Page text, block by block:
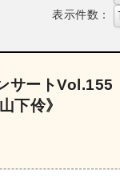
表示件数：
サートVol.155
下伶》